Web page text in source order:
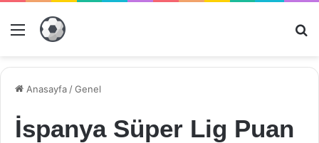
Menü
Anasayfa /Genel
İspanya Süper Lig Puan